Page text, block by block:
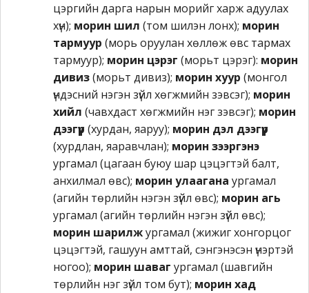
цэргийн дарга нарын морийг харж адуулах
хүн); морин шил (том шилэн лонх); морин
тармуур (морь оруулан хөллөж өвс тармах
тармуур); морин цэрэг (морьт цэрэг): морин
дивиз(морьт дивиз); морин хуур (монгол
үндэсний нэгэн зүйл хөгжмийн зэвсэг); морин
хийл (чавхдаст хөгжмийн нэг зэвсэг); морин
дээгүүр (хурдан, яаруу); морин дэл дээгүүр
(хурдлан, яаравчлан); морин зээргэнэ
ургамал (цагаан буюу шар цэцэгтэй балт,
анхилмал өвс); морин улаагана ургамал
(агийн төрлийн нэгэн зүйл өвс); морин агь
ургамал (агийн төрлийн нэгэн зүйл өвс);
морин шарилжургамал (жижиг хонгорцог
цэцэгтэй, гашуун амттай, сэнгэнэсэн үнэртэй
ногоо); морин шаваг ургамал (шавгийн
төрлийн нэг зүйл том бут); морин хад